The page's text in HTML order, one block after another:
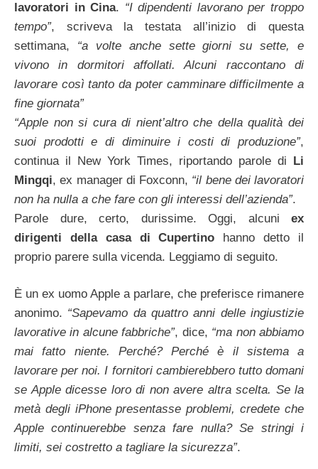
lavoratori in Cina. “I dipendenti lavorano per troppo
tempo”, scriveva la testata all’inizio di questa
settimana, “a volte anche sette giorni su sette, e
vivono in dormitori affollati. Alcuni raccontano di
lavorare così tanto da poter camminare difficilmente a
fine giornata”
“Apple non si cura di nient’altro che della qualità dei
suoi prodotti e di diminuire i costi di produzione”,
continua il New York Times, riportando parole di Li
Mingqi, ex manager di Foxconn, “il bene dei lavoratori
non ha nulla a che fare con gli interessi dell’azienda”.
Parole dure, certo, durissime. Oggi, alcuni ex
dirigenti della casa di Cupertino hanno detto il
proprio parere sulla vicenda. Leggiamo di seguito.
È un ex uomo Apple a parlare, che preferisce rimanere
anonimo. “Sapevamo da quattro anni delle ingiustizie
lavorative in alcune fabbriche”, dice, “ma non abbiamo
mai fatto niente. Perché? Perché è il sistema a
lavorare per noi. I fornitori cambierebbero tutto domani
se Apple dicesse loro di non avere altra scelta. Se la
metà degli iPhone presentasse problemi, credete che
Apple continuerebbe senza fare nulla? Se stringi i
limiti, sei costretto a tagliare la sicurezza”.